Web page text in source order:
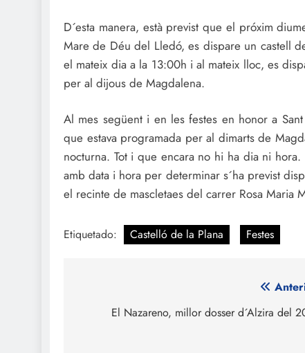
D´esta manera, està previst que el próxim
Mare de Déu del Lledó, es dispare un castell
el mateix dia a la 13:00h i al mateix lloc, es
per al dijous de Magdalena.
Al mes següent i en les festes en honor a
que estava programada per al dimarts de
nocturna. Tot i que encara no hi ha dia ni
amb data i hora per determinar s´ha previst
el recinte de mascletaes del carrer Rosa Maria
Etiquetado: Castelló de la Plana Festes
El Nazareno, millor dosser d´Alzira del